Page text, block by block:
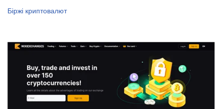
Біржі криптовалют